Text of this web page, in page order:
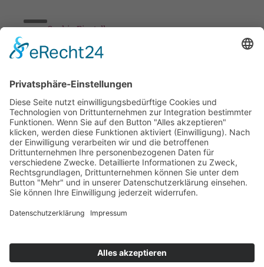
Cookie-Einstellungen
Stickereien & Textilien GmbH| Alle Rechte vorbehalten